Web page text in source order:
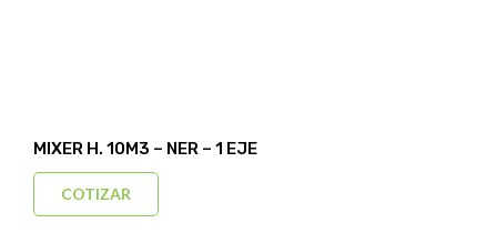
MIXER H. 10M3 – NER – 1 EJE
COTIZAR